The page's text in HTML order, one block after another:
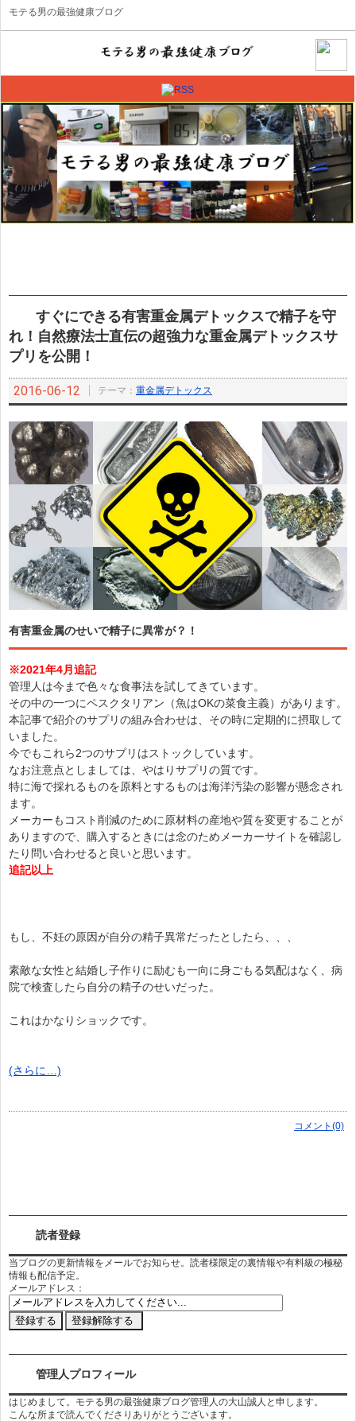
モテる男の最強健康ブログ
すぐにできる有害重金属デトックスで精子を守
れ！自然療法士直伝の超強力な重金属デトックスサ
プリを公開！
2016-06-12 テーマ： 重金属デトックス
有害重金属のせいで精子に異常が？！
※2021年4月追記
管理人は今まで色々な食事法を試してきています。
その中の一つにペスクタリアン（魚はOKの菜食主義）があります。
本記事で紹介のサプリの組み合わせは、その時に定期的に摂取して
いました。
今でもこれら2つのサプリはストックしています。
なお注意点としましては、やはりサプリの質です。
特に海で採れるものを原料とするものは海洋汚染の影響が懸念され
ます。
メーカーもコスト削減のために原材料の産地や質を変更することが
ありますので、購入するときには念のためメーカーサイトを確認し
たり問い合わせると良いと思います。
追記以上
もし、不妊の原因が自分の精子異常だったとしたら、、、
素敵な女性と結婚し子作りに励むも一向に身ごもる気配はなく、病
院で検査したら自分の精子のせいだった。
これはかなりショックです。
(さらに…)
コメント(0)
読者登録
当ブログの更新情報をメールでお知らせ。読者様限定の裏情報や有料級の極秘
情報も配信予定。
メールアドレス：
管理人プロフィール
はじめまして。モテる男の最強健康ブログ管理人の大山誠人と申します。
こんな所まで読んでくださりありがとうございます。